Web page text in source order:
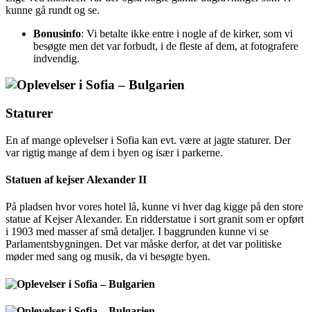
kunne gå rundt og se.
Bonusinfo: Vi betalte ikke entre i nogle af de kirker, som vi
besøgte men det var forbudt, i de fleste af dem, at fotografere
indvendig.
Staturer
En af mange oplevelser i Sofia kan evt. være at jagte staturer. Der
var rigtig mange af dem i byen og især i parkerne.
Statuen af kejser Alexander II
På pladsen hvor vores hotel lå, kunne vi hver dag kigge på den store
statue af Kejser Alexander. En ridderstatue i sort granit som er opført
i 1903 med masser af små detaljer. I baggrunden kunne vi se
Parlamentsbygningen. Det var måske derfor, at det var politiske
møder med sang og musik, da vi besøgte byen.